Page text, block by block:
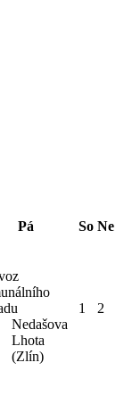
Pá So Ne
Nedašova
Lhota
(Zlín)
1 2